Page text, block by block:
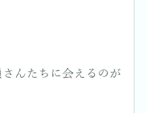
んたちに会えるのが